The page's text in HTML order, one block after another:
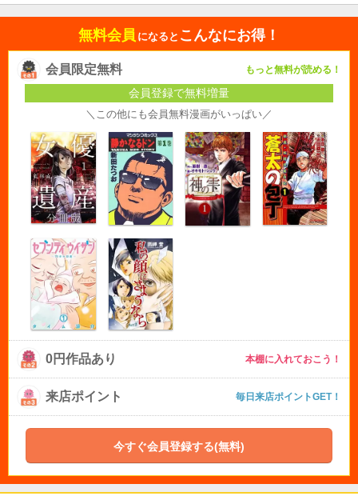
無料会員 になると こんなにお得！
会員限定無料 もっと無料が読める！
会員登録で無料増量
＼この他にも会員無料漫画がいっぱい／
0円作品あり 本棚に入れておこう！
来店ポイント 毎日来店ポイントGET！
今すぐ会員登録する(無料)